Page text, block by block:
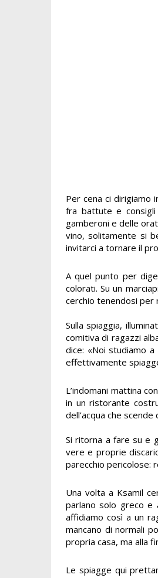
Per cena ci dirigiamo
fra battute e
gamberoni e delle
vino, solitamente si
invitarci a tornare il
A quel punto per
colorati. Su un
cerchio tenendosi per
Sulla spiaggia,
comitiva di ragazzi
dice: «Noi studiamo a
effettivamente
L’indomani mattina
in un ristorante
dell’acqua che
Si ritorna a fare su e
vere e proprie
parecchio pericolose:
Una volta a Ksamil
parlano solo greco e
affidiamo così a un
mancano di normali
propria casa, ma alla
Le spiagge qui